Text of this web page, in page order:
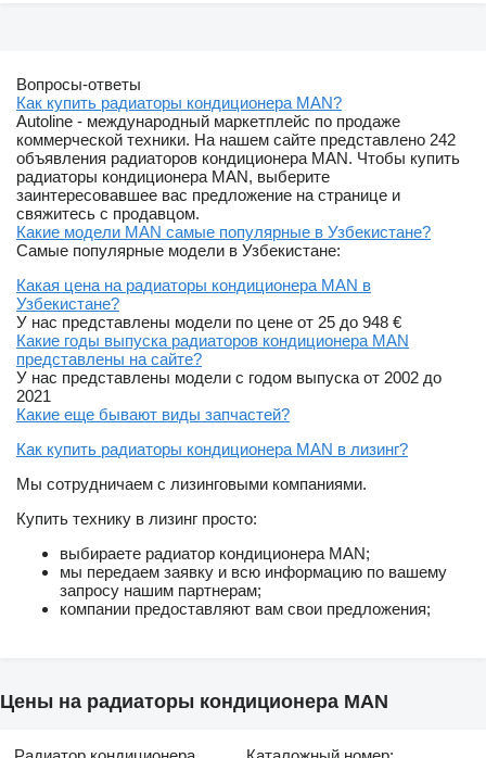
Вопросы-ответы
Как купить радиаторы кондиционера MAN?
Autoline - международный маркетплейс по продаже
коммерческой техники. На нашем сайте представлено 242
объявления радиаторов кондиционера MAN. Чтобы купить
радиаторы кондиционера MAN, выберите
заинтересовавшее вас предложение на странице и
свяжитесь с продавцом.
Какие модели MAN самые популярные в Узбекистане?
Самые популярные модели в Узбекистане:
Какая цена на радиаторы кондиционера MAN в
Узбекистане?
У нас представлены модели по цене от 25 до 948 €
Какие годы выпуска радиаторов кондиционера MAN
представлены на сайте?
У нас представлены модели с годом выпуска от 2002 до
2021
Какие еще бывают виды запчастей?
Как купить радиаторы кондиционера MAN в лизинг?
Мы сотрудничаем с лизинговыми компаниями.
Купить технику в лизинг просто:
выбираете радиатор кондиционера MAN;
мы передаем заявку и всю информацию по вашему
запросу нашим партнерам;
компании предоставляют вам свои предложения;
Цены на радиаторы кондиционера MAN